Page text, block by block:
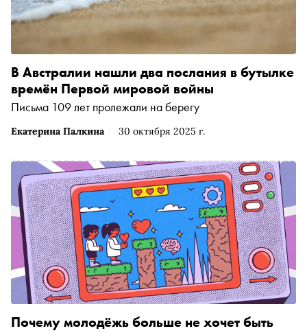
Екатерина Палкина 30 октября 2025 г.
В Австралии нашли два послания в бутылке
времён Первой мировой войны
Письма 109 лет пролежали на берегу
Почему молодёжь больше не хочет быть